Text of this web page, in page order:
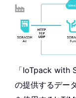
「IoTpack with
の提供するデー